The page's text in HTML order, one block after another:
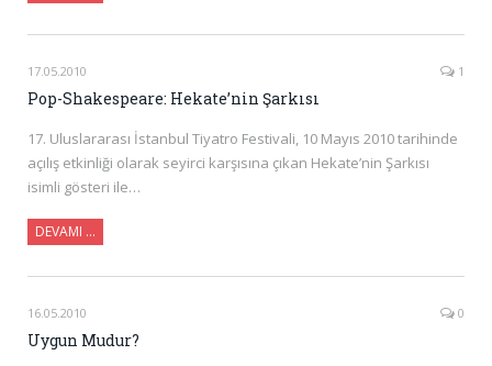
17.05.2010 1
Pop-Shakespeare: Hekate’nin Şarkısı
17. Uluslararası İstanbul Tiyatro Festivali, 10 Mayıs 2010 tarihinde
açılış etkinliği olarak seyirci karşısına çıkan Hekate’nin Şarkısı
isimli gösteri ile…
DEVAMI …
16.05.2010 0
Uygun Mudur?